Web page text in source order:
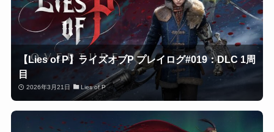
【Lies of P】ライズオブP プレイログ#019：DLC 1周
目
2026年3月21日 Lies of P